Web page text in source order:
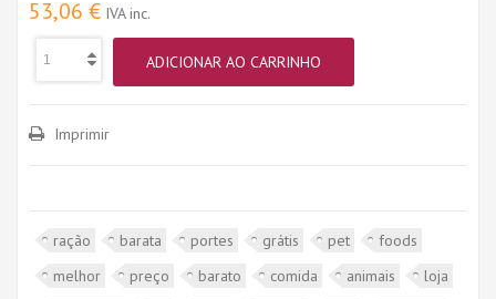
53,06 € IVA inc.
ADICIONAR AO CARRINHO
Imprimir
ração barata portes grátis pet
foods
melhor
preço barato comida animais
loja